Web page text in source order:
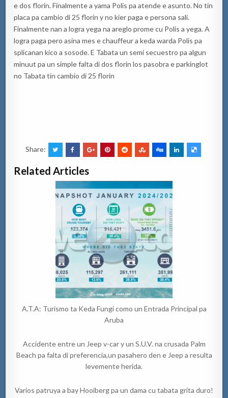
e dos florin. Finalmente a yama Polis pa atende e asunto. No tin
placa pa cambio di 25 florin y no kier paga e persona sali.
Finalmente nan a logra yega na areglo prome cu Polis a yega. A
logra paga pero asina mes e chauffeur a keda warda Polis pa
splicanan kico a sosode. E Tabata un semi secuestro pa algun
minuut pa un simple falta di dos florin los pasobra e parkinglot
no Tabata tin cambio di 25 florin
Share:
Related Articles
A.T.A: Turismo ta Keda Fungi como un Entrada Principal pa
Aruba
Accidente entre un Jeep v-car y un S.U.V. na crusada Palm
Beach pa falta di preferencia,un pasahero den e Jeep a resulta
levemente herida.
Varios patruya a bay Hooiberg pa un dama cu tabata grita duro!